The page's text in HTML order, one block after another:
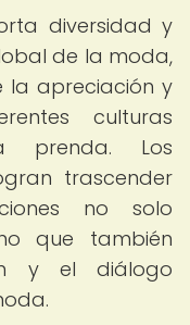
diversidad y
de la moda,
la apreciación y
culturas
prenda. Los
trascender
no solo
que también
y el diálogo